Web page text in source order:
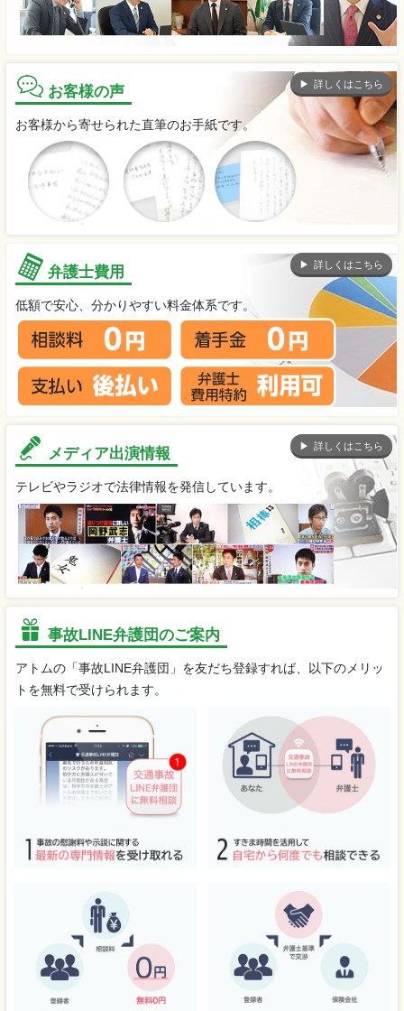
お客様の声 詳しくはこちら
お客様から寄せられた直筆のお手紙です。
弁護士費用 詳しくはこちら
低額で安心、分かりやすい料金体系です。
メディア出演情報 詳しくはこちら
テレビやラジオで法律情報を発信しています。
事故LINE弁護団のご案内
アトムの「事故LINE弁護団」を友だち登録すれば、以下のメリッ
トを無料で受けられます。